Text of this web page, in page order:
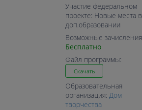
Участие федеральном
проекте: Новые места в
доп.образовании
Возможные
Бесплатно
Файл программы:
Скачать
Образовательная
организация: Дом
творчества